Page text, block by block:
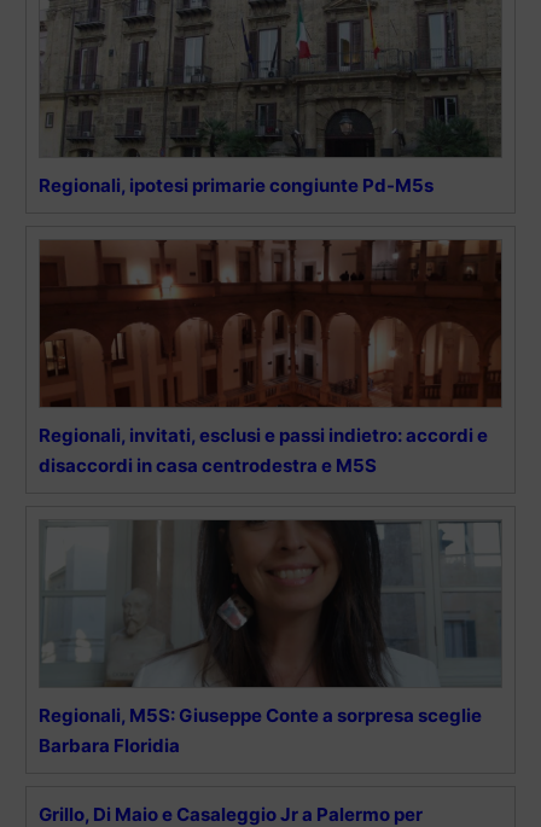
Regionali, ipotesi primarie congiunte Pd-M5s
Regionali, invitati, esclusi e passi indietro: accordi e
disaccordi in casa centrodestra e M5S
Regionali, M5S: Giuseppe Conte a sorpresa sceglie
Barbara Floridia
Grillo, Di Maio e Casaleggio Jr a Palermo per